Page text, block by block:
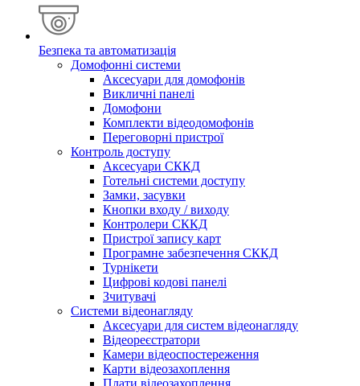
Безпека та автоматизація
Домофонні системи
Аксесуари для домофонів
Викличні панелі
Домофони
Комплекти відеодомофонів
Переговорні пристрої
Контроль доступу
Аксесуари СККД
Готельні системи доступу
Замки, засувки
Кнопки входу / виходу
Контролери СККД
Пристрої запису карт
Програмне забезпечення СККД
Турнікети
Цифрові кодові панелі
Зчитувачі
Системи відеонагляду
Аксесуари для систем відеонагляду
Відеореєстратори
Камери відеоспостереження
Карти відеозахоплення
Плати відеозахоплення